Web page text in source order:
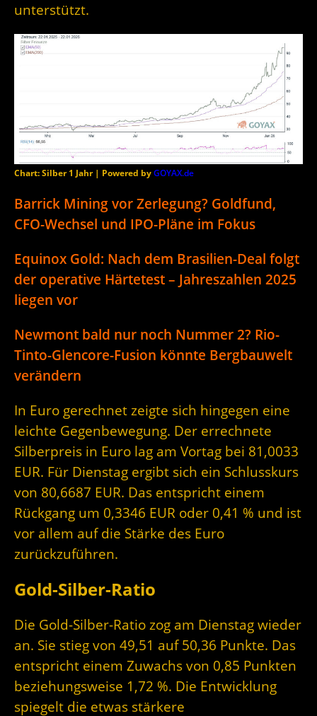
unterstützt.
Chart: Silber 1 Jahr | Powered byGOYAX.de
Barrick Mining vor Zerlegung? Goldfund,
CFO-Wechsel und IPO-Pläne im Fokus
Equinox Gold: Nach dem Brasilien-Deal folgt
der operative Härtetest – Jahreszahlen 2025
liegen vor
Newmont bald nur noch Nummer 2? Rio-
Tinto-Glencore-Fusion könnte Bergbauwelt
verändern
In Euro gerechnet zeigte sich hingegen eine
leichte Gegenbewegung. Der errechnete
Silberpreis in Euro lag am Vortag bei 81,0033
EUR. Für Dienstag ergibt sich ein Schlusskurs
von 80,6687 EUR. Das entspricht einem
Rückgang um 0,3346 EUR oder 0,41 % und ist
vor allem auf die Stärke des Euro
zurückzuführen.
Gold-Silber-Ratio
Die Gold-Silber-Ratio zog am Dienstag wieder
an. Sie stieg von 49,51 auf 50,36 Punkte. Das
entspricht einem Zuwachs von 0,85 Punkten
beziehungsweise 1,72 %. Die Entwicklung
spiegelt die etwas stärkere